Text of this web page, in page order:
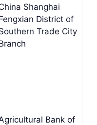
Shanghai
District of
Trade City
Bank of